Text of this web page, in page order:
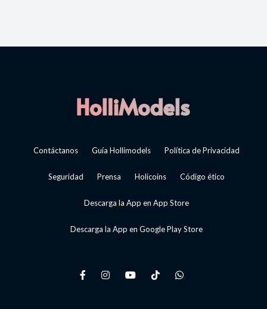
Contáctanos Guía Hollimodels Política de Privacidad
Seguridad Prensa Holicoins Código ético
Descarga la App en App Store
Descarga la App en Google Play Store